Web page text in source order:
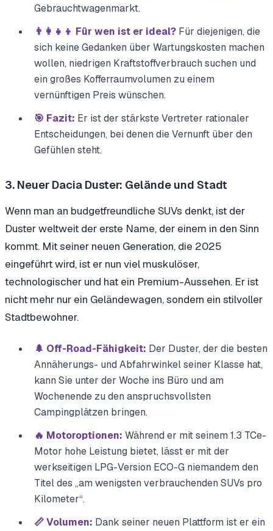
Gebrauchtwagenmarkt.
👨‍👩‍👧‍👦 Für wen ist er ideal? Für diejenigen, die
sich keine Gedanken über Wartungskosten machen
wollen, niedrigen Kraftstoffverbrauch suchen und
ein großes Kofferraumvolumen zu einem
vernünftigen Preis wünschen.
🎯 Fazit: Er ist der stärkste Vertreter rationaler
Entscheidungen, bei denen die Vernunft über den
Gefühlen steht.
3. Neuer Dacia Duster: Gelände und Stadt
Wenn man an budgetfreundliche SUVs denkt, ist der
Duster weltweit der erste Name, der einem in den Sinn
kommt. Mit seiner neuen Generation, die 2025
eingeführt wird, ist er nun viel muskulöser,
technologischer und hat ein Premium-Aussehen. Er ist
nicht mehr nur ein Geländewagen, sondern ein stilvoller
Stadtbewohner.
🌲 Off-Road-Fähigkeit: Der Duster, der die besten
Annäherungs- und Abfahrwinkel seiner Klasse hat,
kann Sie unter der Woche ins Büro und am
Wochenende zu den anspruchsvollsten
Campingplätzen bringen.
🔥 Motoroptionen: Während er mit seinem 1.3 TCe-
Motor hohe Leistung bietet, lässt er mit der
werkseitigen LPG-Version ECO-G niemandem den
Titel des „am wenigsten verbrauchenden SUVs pro
Kilometer“.
📏 Volumen: Dank seiner neuen Plattform ist er ein